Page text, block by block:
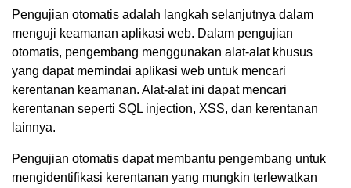
Pengujian otomatis adalah langkah selanjutnya dalam
menguji keamanan aplikasi web. Dalam pengujian
otomatis, pengembang menggunakan alat-alat khusus
yang dapat memindai aplikasi web untuk mencari
kerentanan keamanan. Alat-alat ini dapat mencari
kerentanan seperti SQL injection, XSS, dan kerentanan
lainnya.
Pengujian otomatis dapat membantu pengembang untuk
mengidentifikasi kerentanan yang mungkin terlewatkan